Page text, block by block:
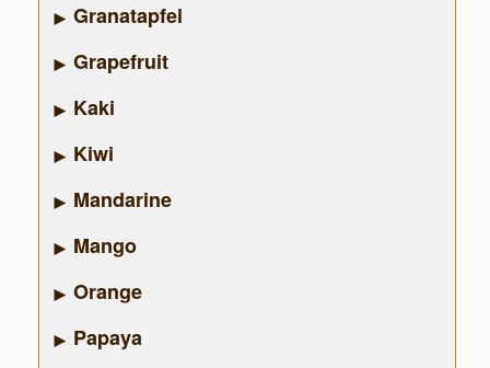
Granatapfel
Grapefruit
Kaki
Kiwi
Mandarine
Mango
Orange
Papaya